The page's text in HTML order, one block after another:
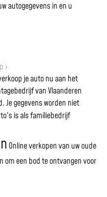
autogegevens in en u
›
je auto nu aan het
van Vlaanderen
Je gegevens worden niet
is als familiebedrijf
Online verkopen van uw oude
om een bod te ontvangen voor